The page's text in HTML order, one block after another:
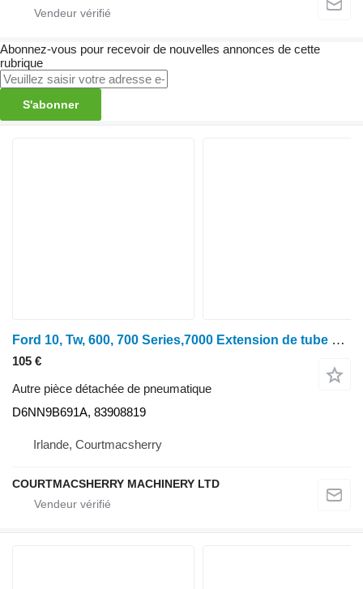
Abonnez-vous pour recevoir de nouvelles annonces de cette
rubrique
S'abonner
Ford 10, Tw, 600, 700 Series,7000 Extension de tube d'admission d'air D6nn9b691 D6NN9B691A pour tracteur à roues Ford 7000
105 €
Autre pièce détachée de pneumatique
D6NN9B691A, 83908819
Irlande, Courtmacsherry
COURTMACSHERRY MACHINERY LTD